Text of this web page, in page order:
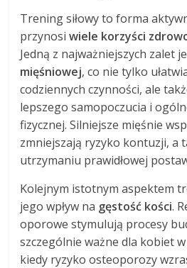
Trening siłowy to forma
przynosiwiele korzyści
Jedną z najważniejszych zalet
mięśniowej, co nie tylko
codziennych czynności, ale
lepszego samopoczucia i
fizycznej. Silniejsze mięśnie
zmniejszają ryzyko kontuzji, a
utrzymaniu prawidłowej
Kolejnym istotnym aspektem
jego wpływ na gęstość kości.
oporowe stymulują procesy
szczególnie ważne dla kobiet
kiedy ryzyko osteoporozy